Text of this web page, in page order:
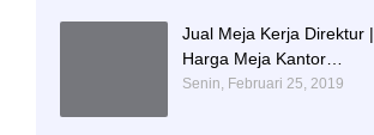
Jual Meja Kerja Direktur |
Harga Meja Kantor
Marmer
Senin, Februari 25, 2019